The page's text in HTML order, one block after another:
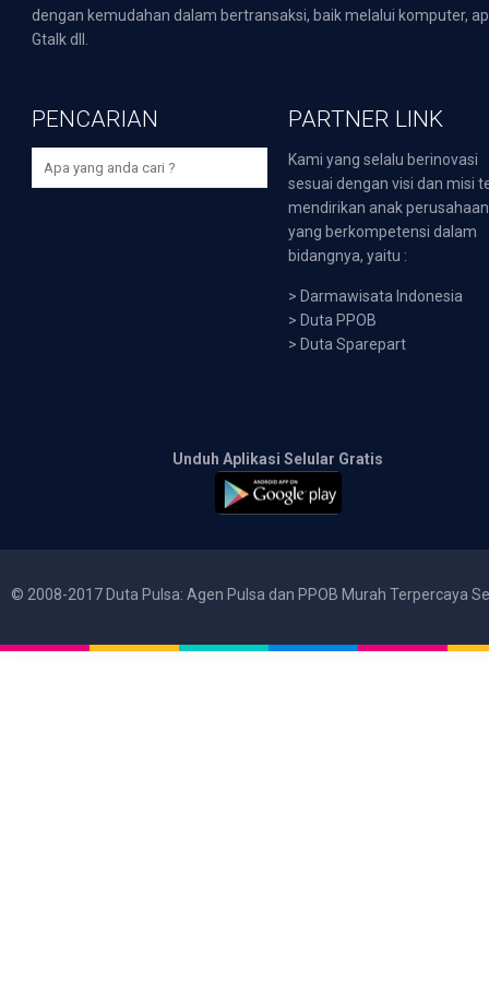
dengan kemudahan dalam bertransaksi, baik melalui komputer,
Gtalk dll.
PENCARIAN PARTNER LINK
Kami yang selalu berinovasi
sesuai dengan visi dan misi
mendirikan anak perusahaan
yang berkompetensi dalam
bidangnya, yaitu :
> Darmawisata Indonesia
> Duta PPOB
> Duta Sparepart
Unduh Aplikasi Selular Gratis
© 2008-2017 Duta Pulsa: Agen Pulsa dan PPOB Murah Terpercaya